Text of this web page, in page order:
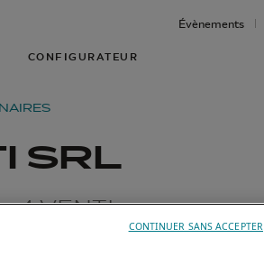
CONFIGURATEUR
Évènements
SRL
4 VENTI
CONTINUER SANS ACCEPTER